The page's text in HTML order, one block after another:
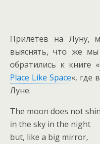
Прилетев на Луну,
выяснять, что же
обратились к книге «
Place Like Space«, где
Луне.
The moon does not
in the sky in the night
but, like a big mirror,